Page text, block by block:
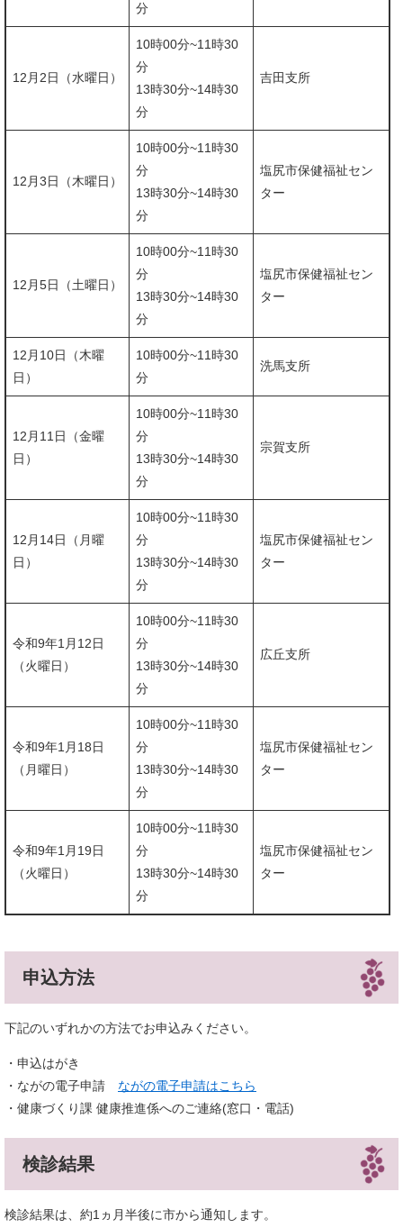
分
12月2日（水曜日）
10時00分~11時30
分
​13時30分~14時30
分
吉田支所
12月3日（木曜日）
10時00分~11時30
分
13時30分~14時30
分
塩尻市保健福祉セン
ター
12月5日（土曜日）
10時00分~11時30
分
​13時30分~14時30
分
塩尻市保健福祉セン
ター
12月10日（木曜
日）
10時00分~11時30
分
洗馬支所
12月11日（金曜
日）
10時00分~11時30
分
​13時30分~14時30
分
宗賀支所
12月14日（月曜
日）
10時00分~11時30
分​
13時30分~14時30
分
​塩尻市保健福祉セン
ター
令和9年1月12日
（火曜日）
10時00分~11時30
分
​13時30分~14時30
分
広丘支所
令和9年1月18日
（月曜日）
10時00分~11時30
分
​13時30分~14時30
分
塩尻市保健福祉セン
ター
令和9年1月19日
（火曜日）
10時00分~11時30
分
​13時30分~14時30
分
塩尻市保健福祉セン
ター
申込方法
下記のいずれかの方法でお申込みください。
・申込はがき
・ながの電子申請 ながの電子申請はこちら
・健康づくり課 健康推進係へのご連絡(窓口・電話)
検診結果
検診結果は、約1ヵ月半後に市から通知します。